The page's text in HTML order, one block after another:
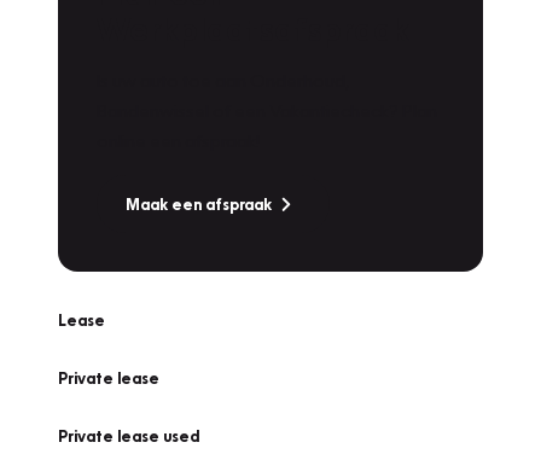
Maak een afspraak
Lease
Private lease
Private lease used